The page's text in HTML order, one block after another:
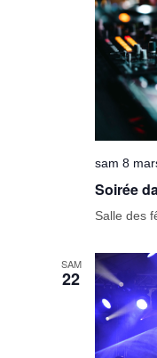
sam 8
Soirée
Salle des
SAM
22